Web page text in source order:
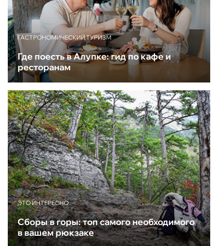
ГАСТРОНОМИЧЕСКИЙ ТУРИЗМ
Где поесть в Алупке: гид по кафе и
ресторанам
ЭТО ИНТЕРЕСНО
Сборы в горы: топ самого необходимого
в вашем рюкзаке